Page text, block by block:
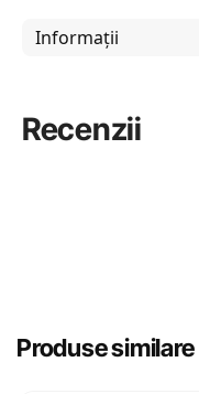
Informații
Recenzii
Produse similare